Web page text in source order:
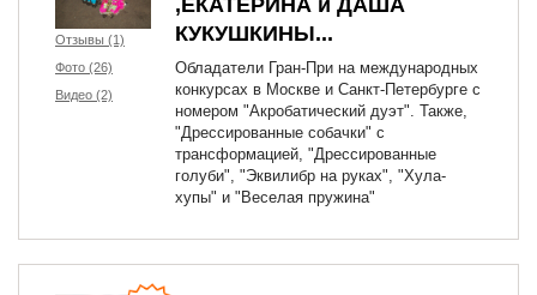
Отзывы (1)
Фото (26)
Видео (2)
КУКУШКИНЫ...
Обладатели Гран-При на международных
конкурсах в Москве и Санкт-Петербурге с
номером "Акробатический дуэт". Также,
"Дрессированные собачки" с
трансформацией, "Дрессированные
голуби", "Эквилибр на руках", "Хула-
хупы" и "Веселая пружина"